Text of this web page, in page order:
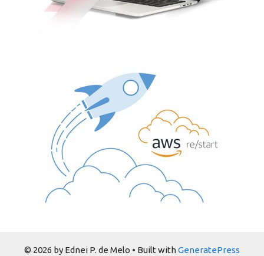
© 2026 by Ednei P. de Melo • Built withGeneratePress